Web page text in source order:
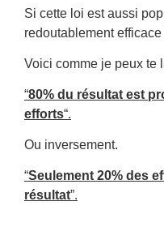
Si cette loi est aussi
redoutablement efficace
Voici comme je peux te
“80% du résultat est
efforts“.
Ou inversement.
“Seulement 20% des
résultat”.